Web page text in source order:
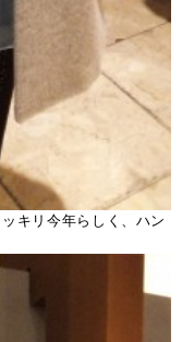
キリ今年らしく、ハン